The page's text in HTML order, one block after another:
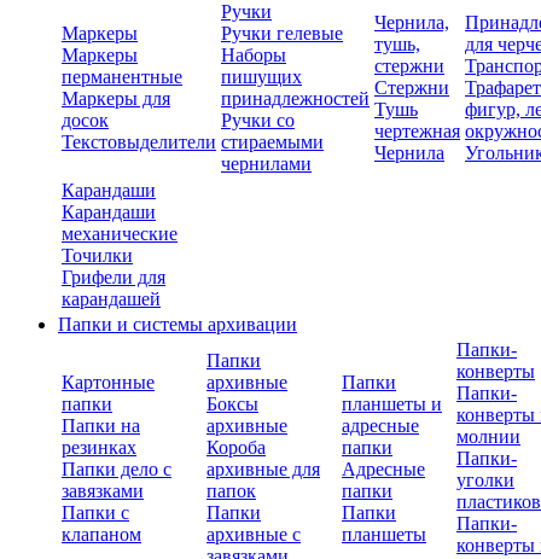
Маркеры
Маркеры
перманентные
Маркеры для
досок
Текстовыделители
Ручки
Ручки гелевые
Наборы
пишущих
принадлежностей
Ручки со
стираемыми
чернилами
Чернила,
тушь,
стержни
Стержни
Тушь
чертежная
Чернила
для
фигур,
Карандаши
Карандаши
механические
Точилки
Грифели для
карандашей
Папки и системы архивации
Картонные
папки
Папки на
резинках
Папки дело с
завязками
Папки с
клапаном
Папки
архивные
Боксы
архивные
Короба
архивные для
папок
Папки
архивные с
Папки
планшеты и
адресные
папки
Адресные
папки
Папки
планшеты
Папки-
конверты
Папки-
конверты
молнии
Папки-
уголки
Папки-
конверты